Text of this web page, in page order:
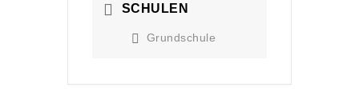
SCHULEN
Grundschule